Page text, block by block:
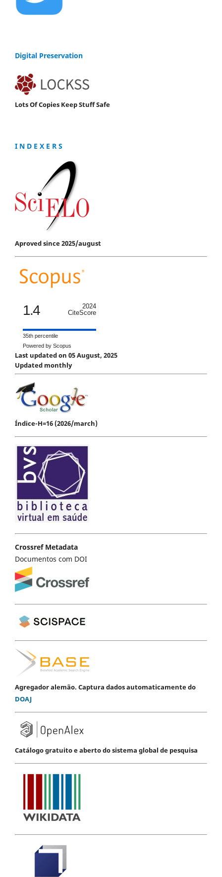
Digital Preservation
Lots Of Copies Keep Stuff Safe
I N D E X E R S
Aproved since 2025/august
1.4
2024
CiteScore
35th percentile
Powered by Scopus
Last updated on 05 August, 2025
Updated monthly
Índice-H=16 (2026/march)
Crossref Metadata
Documentos com DOI
Agregador alemão. Captura dados automaticamente do
DOAJ
Catálogo gratuito e aberto do sistema global de pesquisa